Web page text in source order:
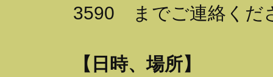
3590 までご連絡くだ
【日時、場所】